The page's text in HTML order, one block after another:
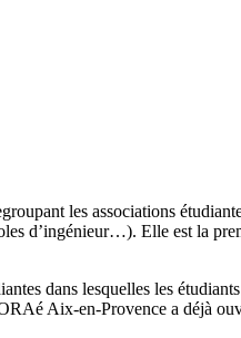
les associations
d’ingénieur…). Elle est la
dans lesquelles les
Aix-en-Provence a déjà